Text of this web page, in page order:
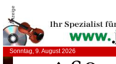
Anzeige
Sonntag, 9. August 2026